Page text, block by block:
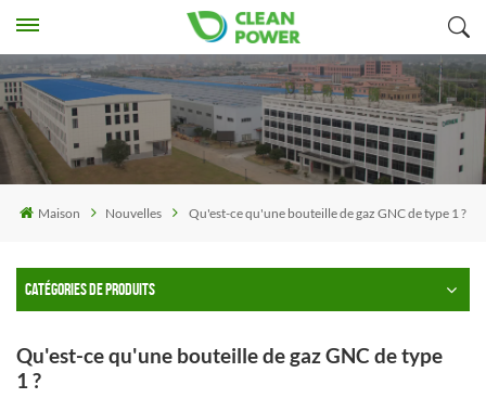
Maison Nouvelles Qu'est-ce qu'une bouteille de gaz GNC de type 1 ?
CATÉGORIES DE PRODUITS
Qu'est-ce qu'une bouteille de gaz GNC de type
1 ?